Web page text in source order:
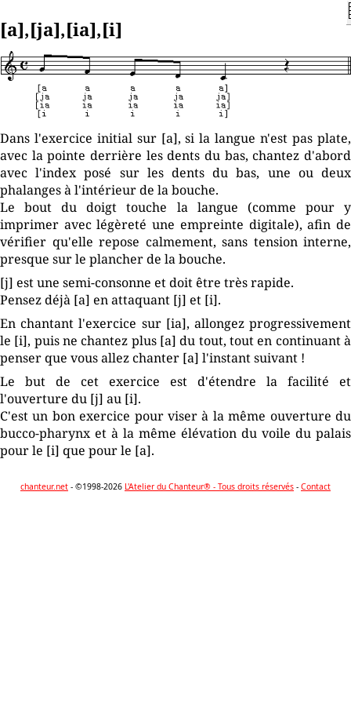
[a],[ja],[ia],[i]
Dans l'exercice initial sur [a], si la langue n'est pas plate,
avec la pointe derrière les dents du bas, chantez d'abord
avec l'index posé sur les dents du bas, une ou deux
phalanges à l'intérieur de la bouche.
Le bout du doigt touche la langue (comme pour y
imprimer avec légèreté une empreinte digitale), afin de
vérifier qu'elle repose calmement, sans tension interne,
presque sur le plancher de la bouche.
[j] est une semi-consonne et doit être très rapide.
Pensez déjà [a] en attaquant [j] et [i].
En chantant l'exercice sur [ia], allongez progressivement
le [i], puis ne chantez plus [a] du tout, tout en continuant à
penser que vous allez chanter [a] l'instant suivant !
Le but de cet exercice est d'étendre la facilité et
l'ouverture du [j] au [i].
C'est un bon exercice pour viser à la même ouverture du
bucco-pharynx et à la même élévation du voile du palais
pour le [i] que pour le [a].
chanteur.net - ©1998-2026 L'Atelier du Chanteur® - Tous droits réservés - Contact